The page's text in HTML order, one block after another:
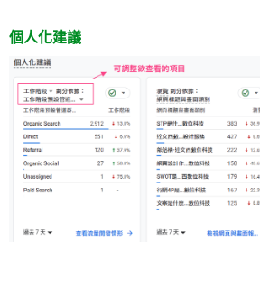
個人化建議